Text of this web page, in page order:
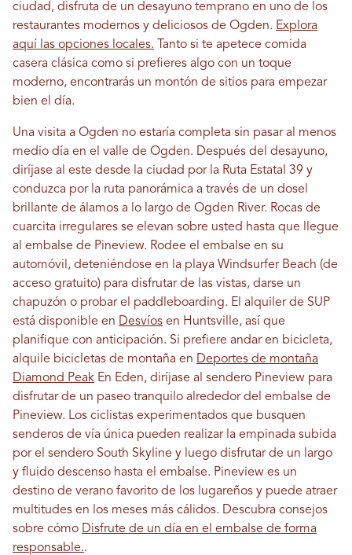
ciudad, disfruta de un desayuno temprano en uno de los
restaurantes modernos y deliciosos de Ogden. Explora
aquí las opciones locales. Tanto si te apetece comida
casera clásica como si prefieres algo con un toque
moderno, encontrarás un montón de sitios para empezar
bien el día.
Una visita a Ogden no estaría completa sin pasar al menos
medio día en el valle de Ogden. Después del desayuno,
diríjase al este desde la ciudad por la Ruta Estatal 39 y
conduzca por la ruta panorámica a través de un dosel
brillante de álamos a lo largo de Ogden River. Rocas de
cuarcita irregulares se elevan sobre usted hasta que llegue
al embalse de Pineview. Rodee el embalse en su
automóvil, deteniéndose en la playa Windsurfer Beach (de
acceso gratuito) para disfrutar de las vistas, darse un
chapuzón o probar el paddleboarding. El alquiler de SUP
está disponible en Desvíos en Huntsville, así que
planifique con anticipación. Si prefiere andar en bicicleta,
alquile bicicletas de montaña en Deportes de montaña
Diamond Peak En Eden, diríjase al sendero Pineview para
disfrutar de un paseo tranquilo alrededor del embalse de
Pineview. Los ciclistas experimentados que busquen
senderos de vía única pueden realizar la empinada subida
por el sendero South Skyline y luego disfrutar de un largo
y fluido descenso hasta el embalse. Pineview es un
destino de verano favorito de los lugareños y puede atraer
multitudes en los meses más cálidos. Descubra consejos
sobre cómo Disfrute de un día en el embalse de forma
responsable..